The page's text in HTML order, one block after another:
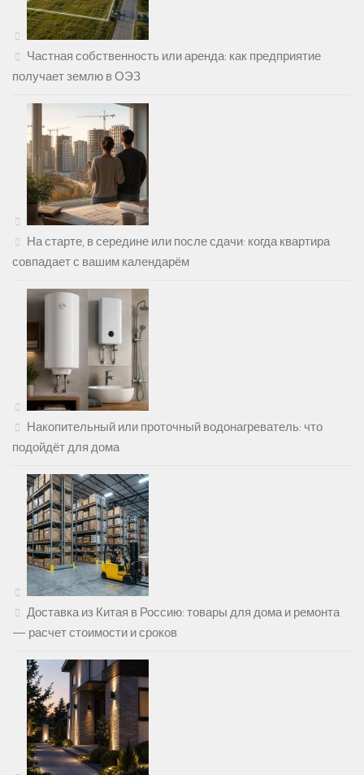
Частная собственность или аренда: как предприятие
получает землю в ОЭЗ
На старте, в середине или после сдачи: когда квартира
совпадает с вашим календарём
Накопительный или проточный водонагреватель: что
подойдёт для дома
Доставка из Китая в Россию: товары для дома и ремонта
— расчет стоимости и сроков